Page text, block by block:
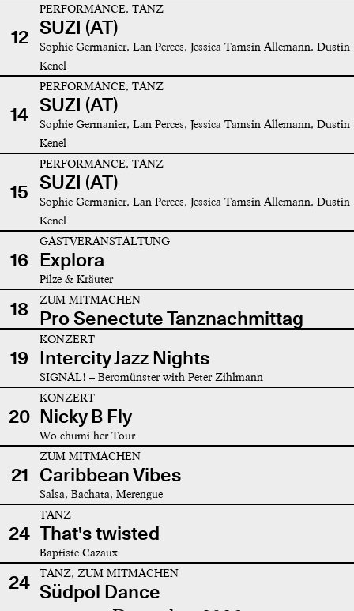
12
PERFORMANCE, TANZ
SUZI (AT)
Sophie Germanier, Lan Perces, Jessica Tamsin Allemann, Dustin
Kenel
14
PERFORMANCE, TANZ
SUZI (AT)
Sophie Germanier, Lan Perces, Jessica Tamsin Allemann, Dustin
Kenel
15
PERFORMANCE, TANZ
SUZI (AT)
Sophie Germanier, Lan Perces, Jessica Tamsin Allemann, Dustin
Kenel
16
GASTVERANSTALTUNG
Explora
Pilze & Kräuter
18 ZUM MITMACHEN
Pro Senectute Tanznachmittag
19
KONZERT
Intercity Jazz Nights
SIGNAL! – Beromünster with Peter Zihlmann
20
KONZERT
Nicky B Fly
Wo chumi her Tour
21
ZUM MITMACHEN
Caribbean Vibes
Salsa, Bachata, Merengue
24
TANZ
That's twisted
Baptiste Cazaux
24 TANZ, ZUM MITMACHEN
Südpol Dance